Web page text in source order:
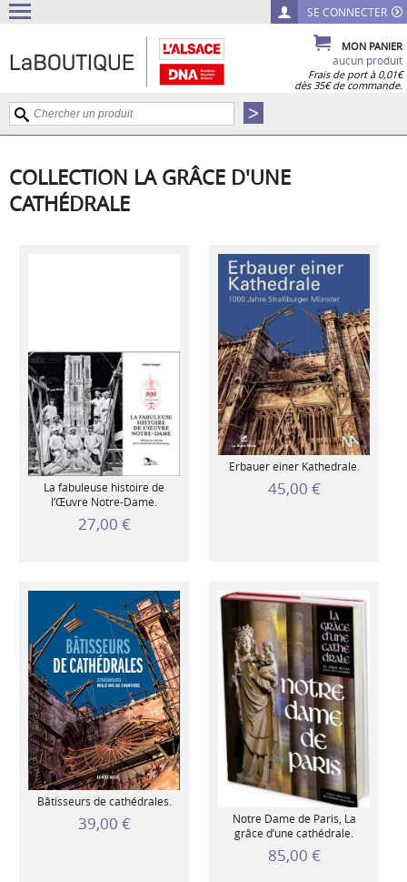
SE CONNECTER
MON PANIER
aucun produit
Frais de port à 0,01€
dès 35€ de commande.
COLLECTION LA GRÂCE D'UNE
CATHÉDRALE
La fabuleuse histoire de
l’Œuvre Notre-Dame.
27,00 €
Erbauer einer Kathedrale.
45,00 €
Bâtisseurs de cathédrales.
39,00 €
Notre Dame de Paris, La
grâce d’une cathédrale.
85,00 €